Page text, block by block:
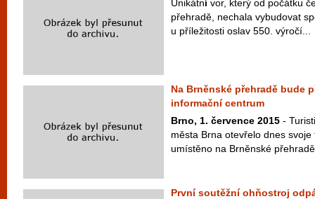
Unikátnívor, který od počátku
přehradě, nechala vybudovat
u příležitosti oslav 550. výročí...
Na Brněnské přehradě bude
informační centrum
Brno, 1. července 2015 -
města Brna otevřelo dnes
umístěno na Brněnské
První soutěžní ohňostroj